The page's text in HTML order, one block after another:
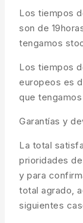
Los tiempos
son de
tengamos
Los tiempos
europeos es
que
Garantías y
La total
prioridades de
y para
total agrado,
siguientes